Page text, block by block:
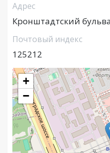
Адрес
Кронштадтский
Почтовый индекс
125212
+
−